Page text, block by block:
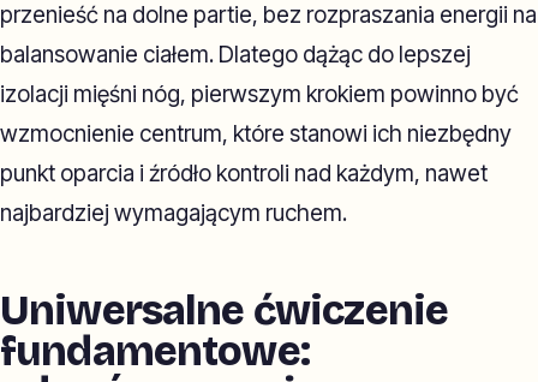
przenieść na dolne partie, bez rozpraszania energii na
balansowanie ciałem. Dlatego dążąc do lepszej
izolacji mięśni nóg, pierwszym krokiem powinno być
wzmocnienie centrum, które stanowi ich niezbędny
punkt oparcia i źródło kontroli nad każdym, nawet
najbardziej wymagającym ruchem.
Uniwersalne ćwiczenie
fundamentowe: